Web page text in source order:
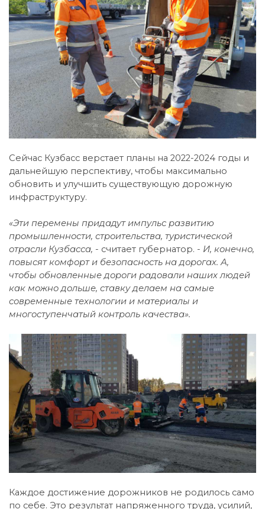
Сейчас Кузбасс верстает планы на 2022-2024 годы и
дальнейшую перспективу, чтобы максимально
обновить и улучшить существующую дорожную
инфраструктуру.
«Эти перемены придадут импульс развитию
промышленности, строительства, туристической
отрасли Кузбасса, - считает губернатор. - И, конечно,
повысят комфорт и безопасность на дорогах. А,
чтобы обновленные дороги радовали наших людей
как можно дольше, ставку делаем на самые
современные технологии и материалы и
многоступенчатый контроль качества».
Каждое достижение дорожников не родилось само
по себе. Это результат напряженного труда, усилий,